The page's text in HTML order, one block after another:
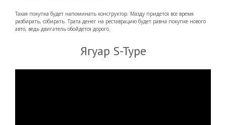
Такая покупка будет напоминать конструктор. Мазду придется все время
разбирать, собирать. Трата денег на реставрацию будет равна покупке нового
авто, ведь двигатель обойдется дорого.
Ягуар S-Type